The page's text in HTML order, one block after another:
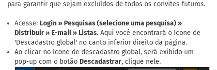
para garantir que sejam excluídos de todos os convites futuros.
Acesse: Login » Pesquisas (selecione uma pesquisa) »
Distribuir » E-mail » Listas. Aqui você encontrará o ícone de
'Descadastro global' no canto inferior direito da página.
Ao clicar no ícone de descadastro global, será exibido um
pop-up com o botão Descadastrar, clique nele.